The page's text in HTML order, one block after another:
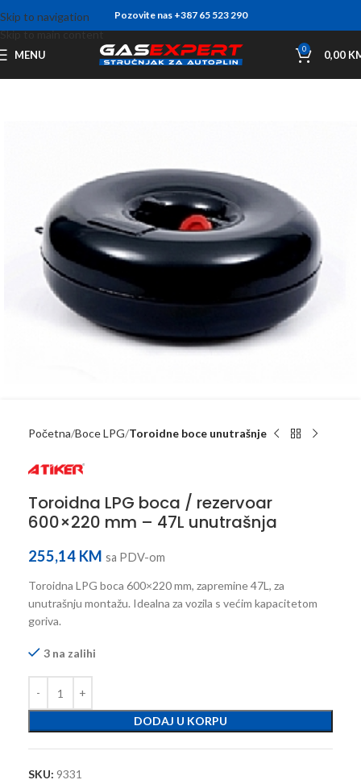
Skip to navigation
Skip to main content
Pozovite nas +387 65 523 290
MENU 0 0,00
Početna Boce LPG Toroidne boce unutrašnje
Toroidna LPG boca / rezervoar
600×220 mm – 47L unutrašnja
255,14 KM sa PDV-om
Toroidna LPG boca 600×220 mm, zapremine 47L, za
unutrašnju montažu. Idealna za vozila s većim kapacitetom
goriva.
3 na zalihi
DODAJ U KORPU
SKU: 9331